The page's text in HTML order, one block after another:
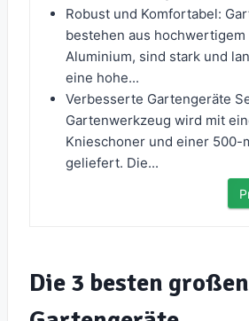
Robust und Komfortabel:
bestehen aus
Aluminium, sind stark und
eine hohe...
Verbesserte Gartengeräte
Gartenwerkzeug wird mit
Knieschoner und einer 500-
geliefert. Die...
Die 3 besten großen